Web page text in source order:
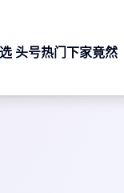
头号热门下家竟然